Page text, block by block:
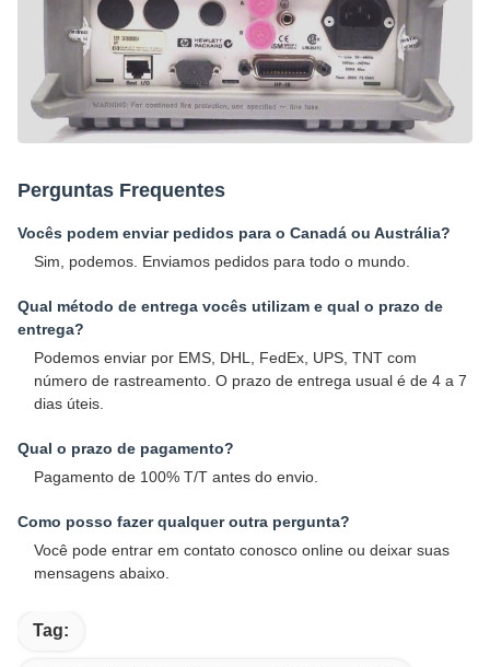
Perguntas Frequentes
Vocês podem enviar pedidos para o Canadá ou Austrália?
Sim, podemos. Enviamos pedidos para todo o mundo.
Qual método de entrega vocês utilizam e qual o prazo de
entrega?
Podemos enviar por EMS, DHL, FedEx, UPS, TNT com
número de rastreamento. O prazo de entrega usual é de 4 a 7
dias úteis.
Qual o prazo de pagamento?
Pagamento de 100% T/T antes do envio.
Como posso fazer qualquer outra pergunta?
Você pode entrar em contato conosco online ou deixar suas
mensagens abaixo.
Tag: